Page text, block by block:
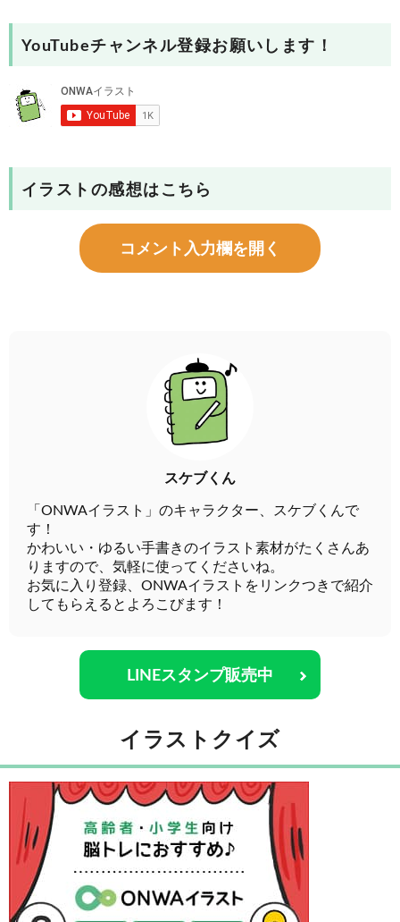
YouTubeチャンネル登録お願いします！
イラストの感想はこちら
コメント入力欄を開く
スケブくん
「ONWAイラスト」のキャラクター、スケブくんで
す！
かわいい・ゆるい手書きのイラスト素材がたくさんあ
りますので、気軽に使ってくださいね。
お気に入り登録、ONWAイラストをリンクつきで紹介
してもらえるとよろこびます！
LINEスタンプ販売中
イラストクイズ